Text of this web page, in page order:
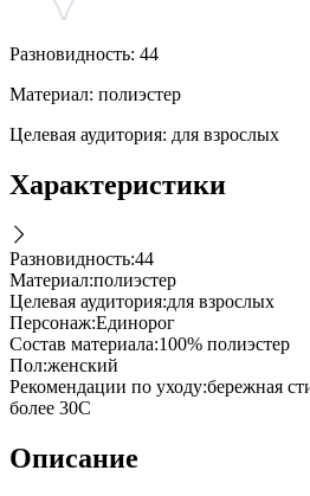
Разновидность: 44
Материал: полиэстер
Целевая аудитория: для взрослых
Характеристики
Разновидность:44
Материал:полиэстер
Целевая аудитория:для взрослых
Персонаж:Единорог
Состав материала:100% полиэстер
Пол:женский
Рекомендации по уходу:бережная
более 30С
Описание